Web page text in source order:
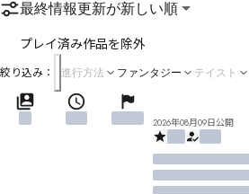
最終情報更新が新しい順
プレイ済み作品を除外
絞り込み： 進行方法 ファンタジー テイスト
2026年08月09日公開